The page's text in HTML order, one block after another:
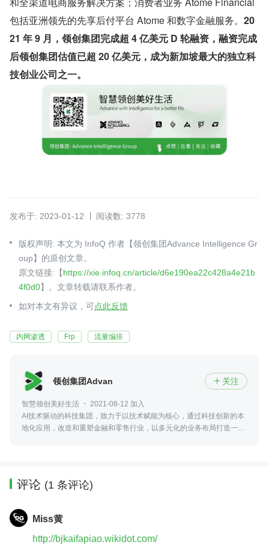
包括亚洲领先的先享后付平台 Atome 和数字金融服务。 20
21 年 9 月，领创集团完成超 4 亿美元 D 轮融资，融资完成
后领创集团估值已超 20 亿美元，成为新加坡最大的独立科
技创业公司之一。
发布于: 2023-01-12 阅读数: 3778
版权声明: 本文为 InfoQ 作者【领创集团Advance Intelligence Gr
oup】的原创文章。
原文链接:【https://xie.infoq.cn/article/d6e190ea22c428a4e21b
4f0d0】。文章转载请联系作者。
如对本文有异议，可点此反馈
内网渗透 Frp 流量编排
 关注
智慧领创美好生活
2021-08-12 加入
AI技术驱动的科技集团，致力于以技术赋能为核心，通过科技创新的本
地化应用，改造和重塑金融和零售行业，以多元化的业务布局打造一个
评论 (1 条评论)
Miss黄
http://bjkaifapiao.wikidot.com/